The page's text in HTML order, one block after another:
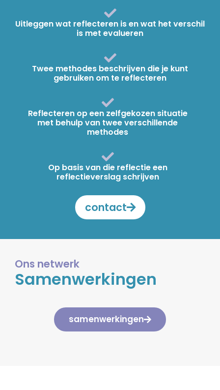
Uitleggen wat reflecteren is en wat het verschil
is met evalueren
Twee methodes beschrijven die je kunt
gebruiken om te reflecteren
Reflecteren op een zelfgekozen situatie
met behulp van twee verschillende
methodes
Op basis van die reflectie een
reflectieverslag schrijven
contact
Ons netwerk
Samenwerkingen
samenwerkingen